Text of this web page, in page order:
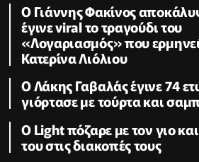
Ο Γιάννης Φακίνος
έγινε viral το τραγούδι του
«Λογαριασμός» που
Κατερίνα Λιόλιου
Ο Λάκης Γαβαλάς έγινε 74
γιόρτασε με τούρτα και
Ο Light πόζαρε με τον γιο
του στις διακοπές τους